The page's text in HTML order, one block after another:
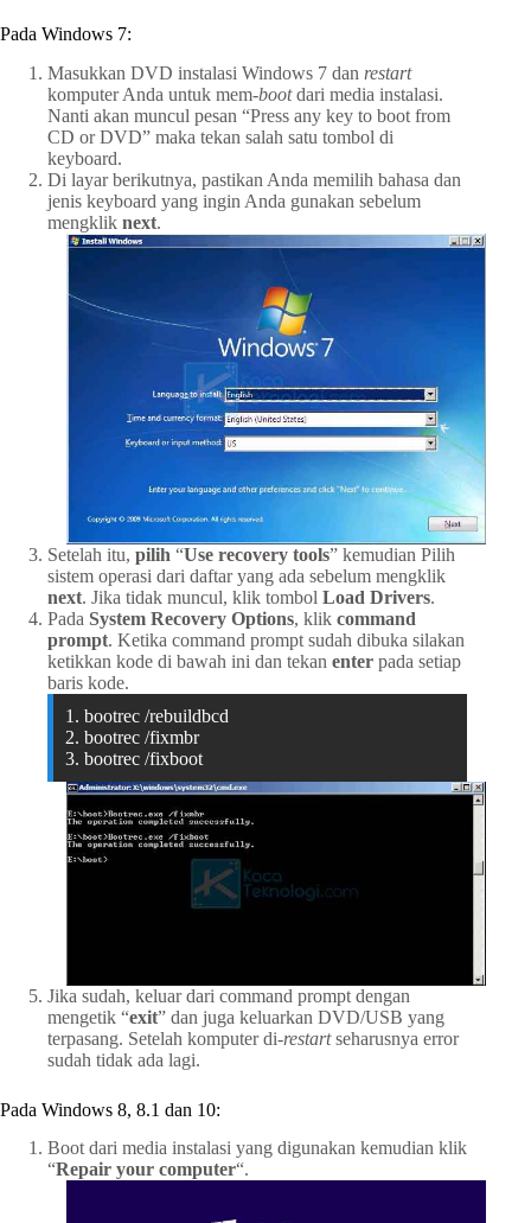
Pada Windows 7:
Masukkan DVD instalasi Windows 7 dan restart
komputer Anda untuk mem-bootdari media instalasi.
Nanti akan muncul pesan “Press any key to boot from
CD or DVD” maka tekan salah satu tombol di
keyboard.
Di layar berikutnya, pastikan Anda memilih bahasa dan
jenis keyboard yang ingin Anda gunakan sebelum
mengklik next.
Setelah itu, pilih “Use recovery tools” kemudian Pilih
sistem operasi dari daftar yang ada sebelum mengklik
next. Jika tidak muncul, klik tombol Load Drivers.
Pada System Recovery Options, klik command
prompt. Ketika command prompt sudah dibuka silakan
ketikkan kode di bawah ini dan tekan enter pada setiap
baris kode.
1. bootrec /rebuildbcd
2. bootrec /fixmbr
3. bootrec /fixboot
Jika sudah, keluar dari command prompt dengan
mengetik “exit” dan juga keluarkan DVD/USB yang
terpasang. Setelah komputer di-restartseharusnya error
sudah tidak ada lagi.
Pada Windows 8, 8.1 dan 10:
Boot dari media instalasi yang digunakan kemudian klik
“Repair your computer“.